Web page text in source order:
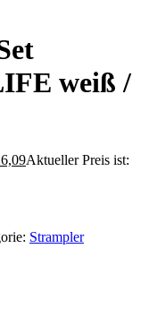
weiß /
Aktueller Preis ist:
Strampler